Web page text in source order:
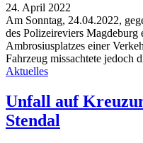
24. April 2022
Am Sonntag, 24.04.2022,
des Polizeireviers Magdeburg
Ambrosiusplatzes einer
Fahrzeug missachtete jedoch
Aktuelles
Unfall auf
Stendal